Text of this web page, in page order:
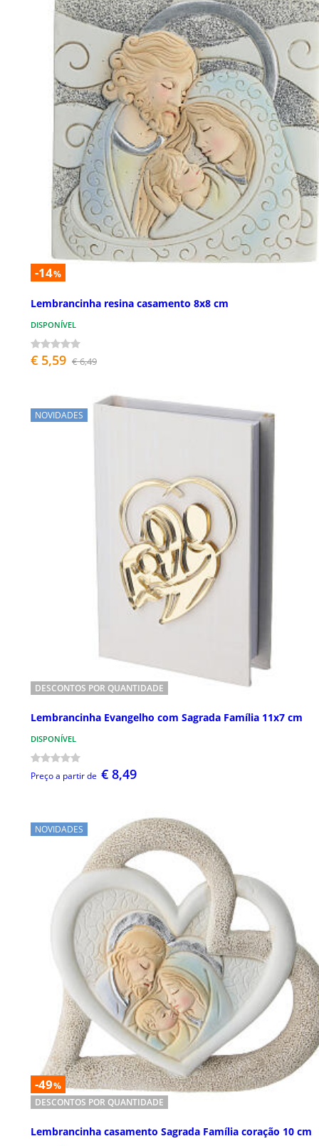
-14%
Lembrancinha resina casamento 8x8 cm
DISPONÍVEL
€ 5,59 € 6,49
NOVIDADES
DESCONTOS POR QUANTIDADE
Lembrancinha Evangelho com Sagrada Família 11x7 cm
DISPONÍVEL
Preço a partir de € 8,49
NOVIDADES
-49%
DESCONTOS POR QUANTIDADE
Lembrancinha casamento Sagrada Família coração 10 cm